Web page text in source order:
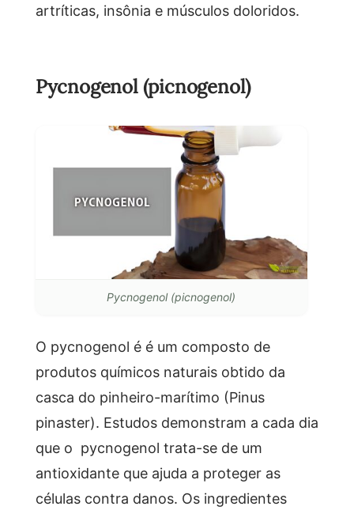
artríticas, insônia e músculos doloridos.
Pycnogenol (picnogenol)
Pycnogenol (picnogenol)
O pycnogenol é é um composto de
produtos químicos naturais obtido da
casca do pinheiro-marítimo (Pinus
pinaster). Estudos demonstram a cada dia
que o pycnogenol trata-se de um
antioxidante que ajuda a proteger as
células contra danos. Os ingredientes